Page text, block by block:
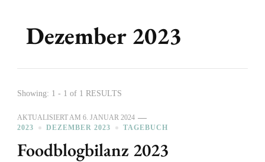
Dezember 2023
Showing: 1 - 1 of 1 RESULTS
AKTUALISIERT AM 6. JANUAR 2024
2023
DEZEMBER 2023 TAGEBUCH
Foodblogbilanz 2023